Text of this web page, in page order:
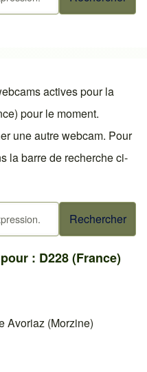
actives pour la
pour le moment.
une autre webcam. Pour
la barre de recherche ci-
: D228 (France)
Avoriaz (Morzine)